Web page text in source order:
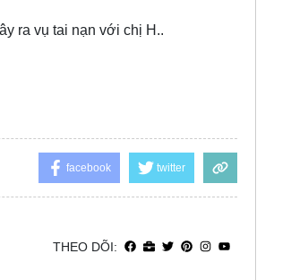
ra vụ tai nạn với chị H..
facebook twitter
THEO DÕI: